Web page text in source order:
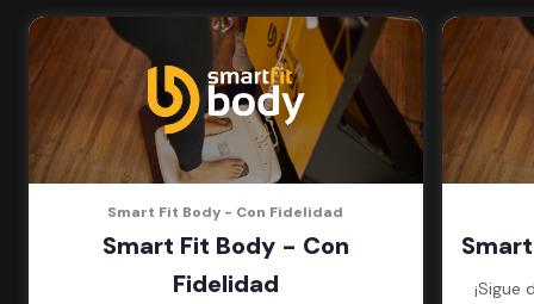
en cada sede)
Acceso a todas las áreas de la
sede
Smart Fit Body - Con Fidelidad
Smart Fit Body - Con
Fidelidad
¡Sigue